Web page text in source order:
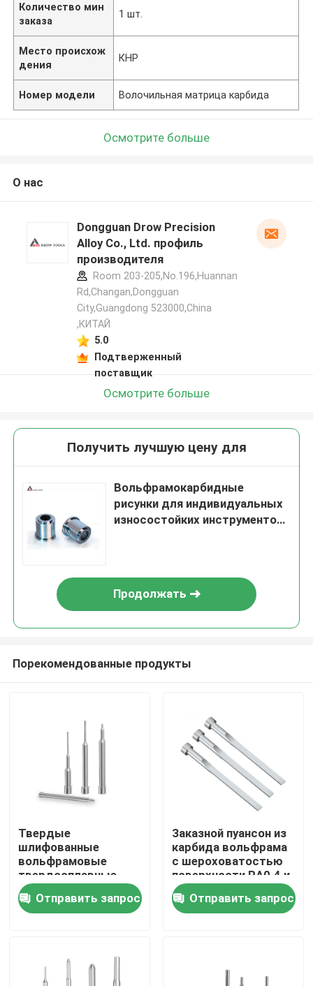
Главная страница
VR - шоу
Количество мин
заказа
1 шт.
Место происхож
дения
КНР
Номер модели Волочильная матрица карбида
Осмотрите больше
О нас
Dongguan Drow Precision
Alloy Co., Ltd. профиль
производителя
Room 203-205,No.196,Huannan
Rd,Changan,Dongguan
City,Guangdong 523000,China
,КИТАЙ
5.0
Подтверженный
поставщик
Осмотрите больше
Получить лучшую цену для
Вольфрамокарбидные
рисунки для индивидуальных
износостойких инструментов
Продолжать
Порекомендованные продукты
Твердые
шлифованные
вольфрамовые
твердосплавные
стержни для
штамповки с
коррозионной и
Отправить запрос
Заказной пуансон из
карбида вольфрама
с шероховатостью
поверхности RA0.4 и
обработкой
поверхности TiN для
высокой прочности
Отправить запрос